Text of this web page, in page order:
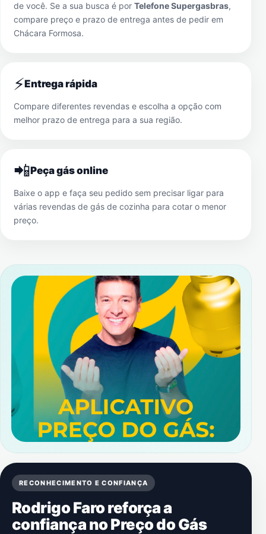
de você. Se a sua busca é por Telefone Supergasbras,
compare preço e prazo de entrega antes de pedir em
Chácara Formosa.
⚡Entrega rápida
Compare diferentes revendas e escolha a opção com
melhor prazo de entrega para a sua região.
📲Peça gás online
Baixe o app e faça seu pedido sem precisar ligar para
várias revendas de gás de cozinha para cotar o menor
preço.
RECONHECIMENTO E CONFIANÇA
Rodrigo Faro reforça a
confiança no Preço do Gás